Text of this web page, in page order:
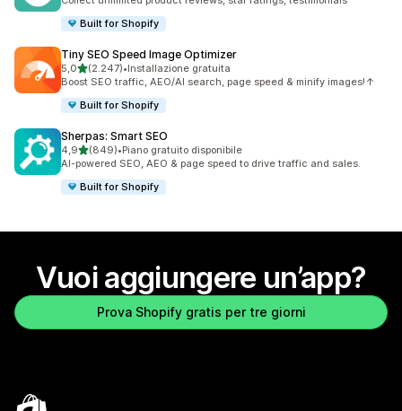
Built for Shopify
Tiny SEO Speed Image Optimizer
5,0stelle su 5
(2.247)
2247 recensioni totali
•Installazione gratuita
Boost SEO traffic, AEO/AI search, page speed & minify images!↑
Built for Shopify
Sherpas: Smart SEO
4,9stelle su 5
(849)
849 recensioni totali
•Piano gratuito disponibile
AI-powered SEO, AEO & page speed to drive traffic and sales.
Built for Shopify
Vuoi aggiungere un’app?
Prova Shopify gratis per tre giorni